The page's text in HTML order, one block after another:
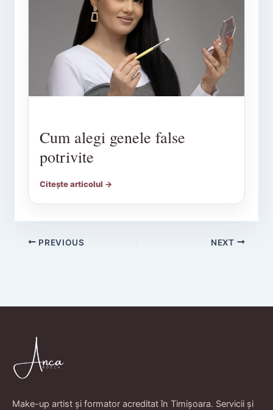
Cum alegi genele false
potrivite
Citește articolul →
PREVIOUS NEXT
Make-up artist și formator acreditat în Timișoara. Servicii și